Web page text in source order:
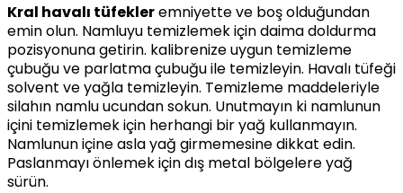
Kral havalı tüfekleremniyette ve boş olduğundan
emin olun. Namluyu temizlemek için daima doldurma
pozisyonuna getirin. kalibrenize uygun temizleme
çubuğu ve parlatma çubuğu ile temizleyin. Havalı tüfeği
solvent ve yağla temizleyin. Temizleme maddeleriyle
silahın namlu ucundan sokun. Unutmayın ki namlunun
içini temizlemek için herhangi bir yağ kullanmayın.
Namlunun içine asla yağ girmemesine dikkat edin.
Paslanmayı önlemek için dış metal bölgelere yağ
sürün.